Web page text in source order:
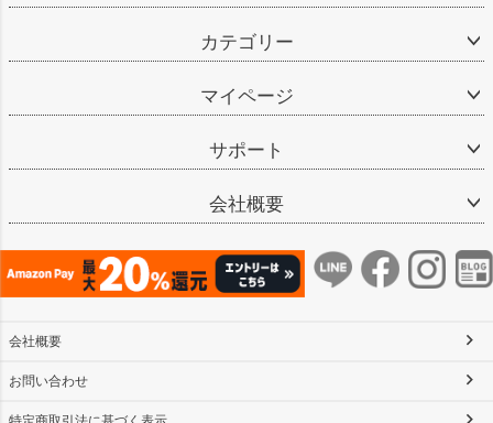
カテゴリー
マイページ
サポート
会社概要
会社概要
お問い合わせ